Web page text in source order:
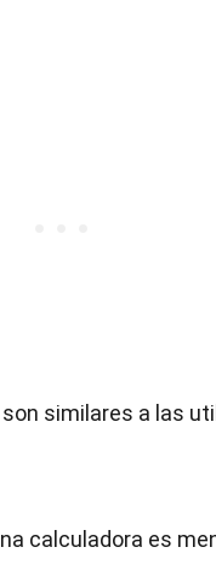
similares a las
calculadora es